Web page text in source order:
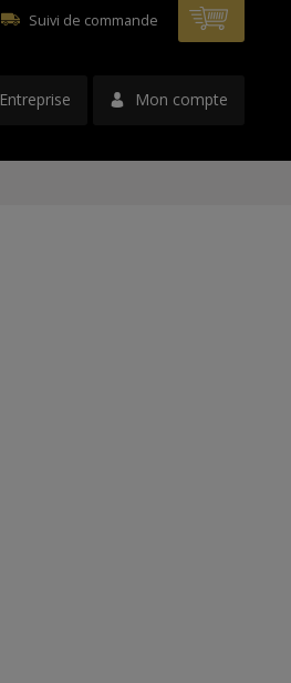
Suivi de commande
Entreprise Mon compte